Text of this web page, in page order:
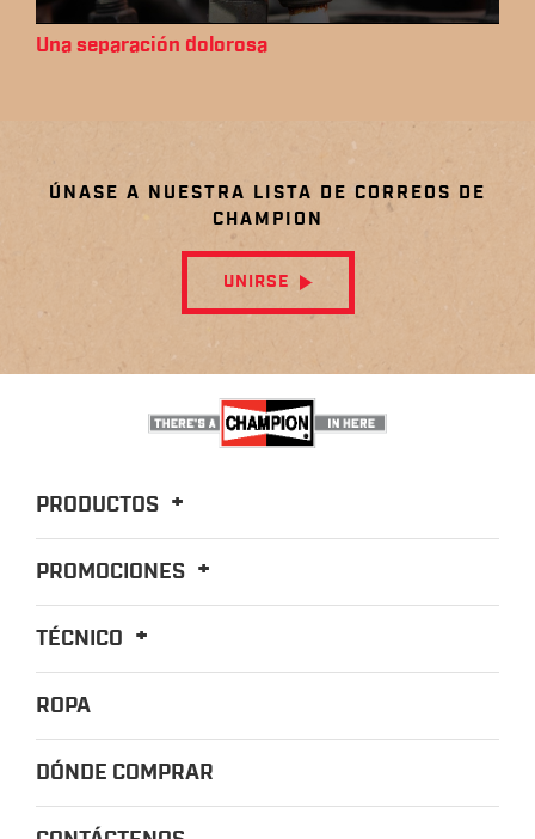
Una separación dolorosa
ÚNASE A NUESTRA LISTA DE CORREOS DE
CHAMPION
UNIRSE
PRODUCTOS
PROMOCIONES
TÉCNICO
ROPA
DÓNDE COMPRAR